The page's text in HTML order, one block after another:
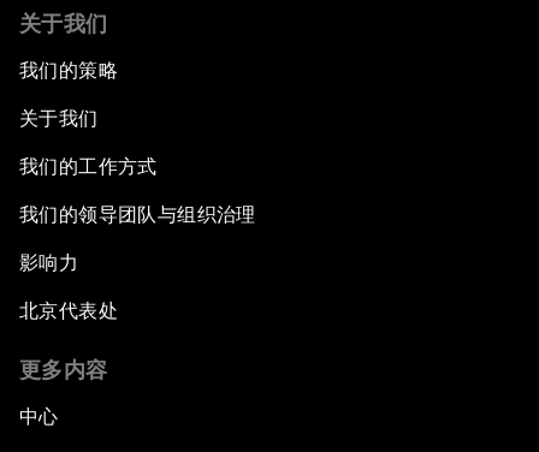
关于我们
我们的策略
关于我们
我们的工作方式
我们的领导团队与组织治理
影响力
北京代表处
更多内容
中心